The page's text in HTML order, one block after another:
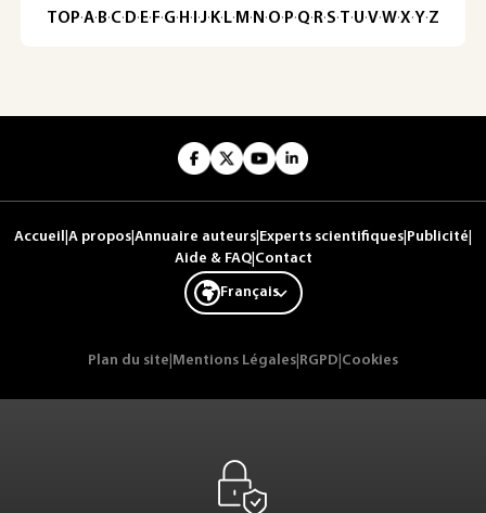
TOP·A·B·C· D· E· F·G· H · ·J· K· L· M · N ·O· P·Q· R·S·T·U·V·W·X·Y·Z
Accueil A propos Annuaire auteurs Experts scientifiques Publicité
Aide & FAQ| Contact
Français
Plan du site Mentions Légales RGPD Cookies